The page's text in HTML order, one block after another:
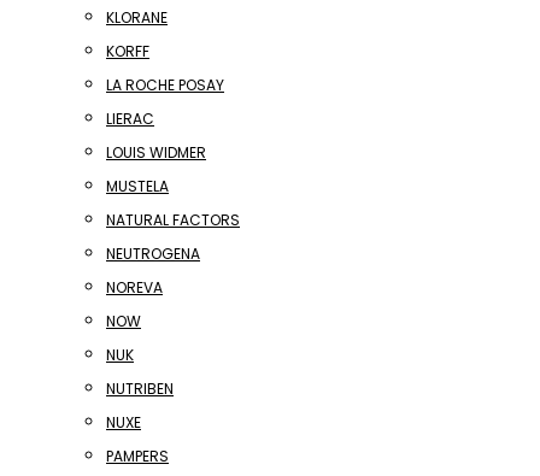
KLORANE
KORFF
LA ROCHE POSAY
LIERAC
LOUIS WIDMER
MUSTELA
NATURAL FACTORS
NEUTROGENA
NOREVA
NOW
NUK
NUTRIBEN
NUXE
PAMPERS